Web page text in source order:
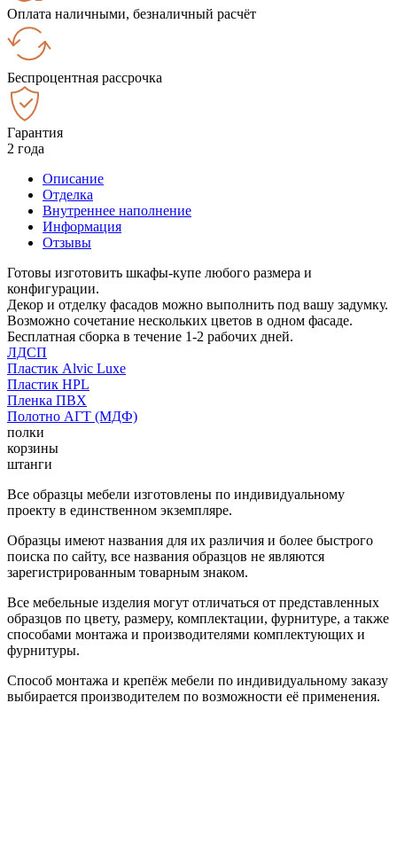
Оплата наличными, безналичный расчёт
Беспроцентная рассрочка
Гарантия
2 года
Описание
Отделка
Внутреннее наполнение
Информация
Отзывы
Готовы изготовить шкафы-купе любого размера и
конфигурации.
Декор и отделку фасадов можно выполнить под вашу задумку.
Возможно сочетание нескольких цветов в одном фасаде.
Бесплатная сборка в течение 1-2 рабочих дней.
ЛДСП
Пластик Alvic Luxe
Пластик HPL
Пленка ПВХ
Полотно АГТ (МДФ)
полки
корзины
штанги
Все образцы мебели изготовлены по индивидуальному
проекту в единственном экземпляре.
Образцы имеют названия для их различия и более быстрого
поиска по сайту, все названия образцов не являются
зарегистрированным товарным знаком.
Все мебельные изделия могут отличаться от представленных
образцов по цвету, размеру, комплектации, фурнитуре, а также
способами монтажа и производителями комплектующих и
фурнитуры.
Способ монтажа и крепёж мебели по индивидуальному заказу
выбирается производителем по возможности её применения.